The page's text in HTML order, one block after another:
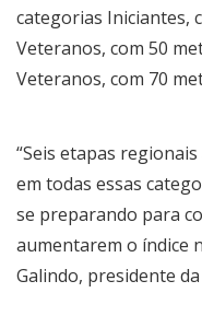
categorias Iniciantes,
Veteranos, com 50
Veteranos, com 70
“Seis etapas
em todas essas
se preparando para
aumentarem o índice
Galindo, presidente